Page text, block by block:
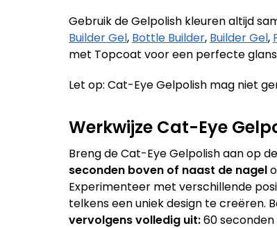
Gebruik de Gelpolish kleuren altijd
Builder Gel, Bottle Builder, Builder Gel,
met Topcoat voor een perfecte
Let op: Cat-Eye Gelpolish mag niet
Werkwijze Cat-Eye
Breng de Cat-Eye Gelpolish aan op
seconden boven of naast de nagel
Experimenteer met verschillende
telkens een uniek design te creëren.
vervolgens volledig uit:60 seconden